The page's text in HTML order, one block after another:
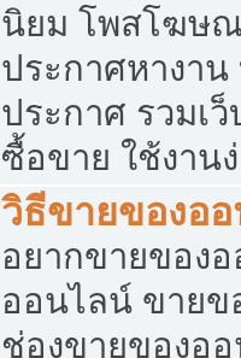
นิยม โพสโฆษ
ประกาศหางาน
ประกาศ รวมเ
ซื้อขาย ใช้งาน
วิธีขายของอ
อยากขายของ
ออนไลน์ ขายข
ช่องขายของอ